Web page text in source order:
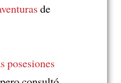
de
posesiones